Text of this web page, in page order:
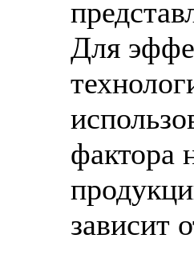
Для
фактора
зависит